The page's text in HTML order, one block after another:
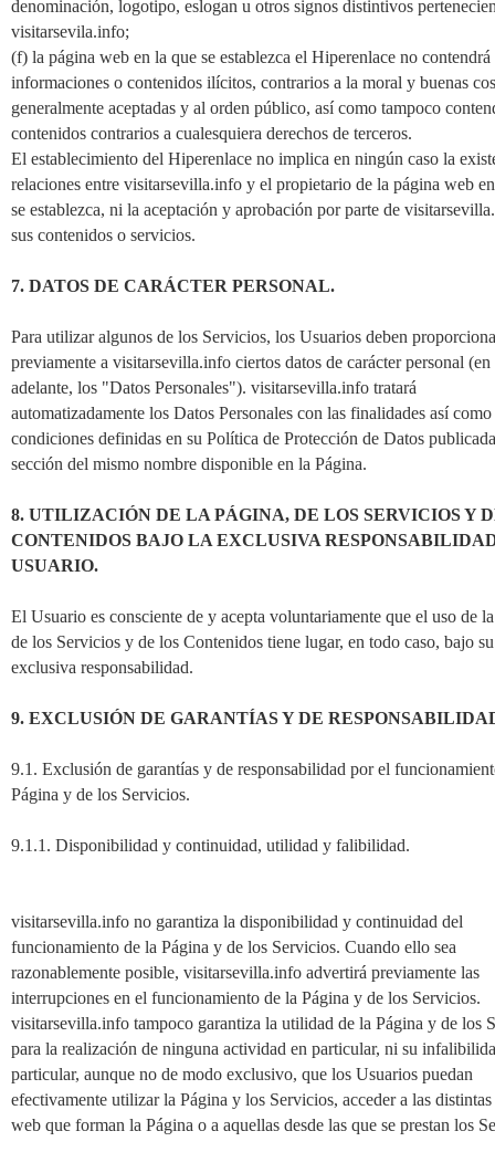
denominación, logotipo, eslogan u otros signos distintivos
visitarsevila.info;
(f) la página web en la que se establezca el Hiperenlace no contendrá
informaciones o contenidos ilícitos, contrarios a la moral y buenas
generalmente aceptadas y al orden público, así como tampoco
contenidos contrarios a cualesquiera derechos de terceros.
El establecimiento del Hiperenlace no implica en ningún caso la
relaciones entre visitarsevilla.info y el propietario de la página web
se establezca, ni la aceptación y aprobación por parte de
sus contenidos o servicios.
7. DATOS DE CARÁCTER PERSONAL.
Para utilizar algunos de los Servicios, los Usuarios deben
previamente a visitarsevilla.info ciertos datos de carácter personal (en
adelante, los "Datos Personales"). visitarsevilla.info tratará
automatizadamente los Datos Personales con las finalidades así
condiciones definidas en su Política de Protección de Datos
sección del mismo nombre disponible en la Página.
8. UTILIZACIÓN DE LA PÁGINA, DE LOS SERVICIOS Y
CONTENIDOS BAJO LA EXCLUSIVA
USUARIO.
El Usuario es consciente de y acepta voluntariamente que el uso de
de los Servicios y de los Contenidos tiene lugar, en todo caso, bajo
exclusiva responsabilidad.
9. EXCLUSIÓN DE GARANTÍAS Y DE
9.1. Exclusión de garantías y de responsabilidad por el
Página y de los Servicios.
9.1.1. Disponibilidad y continuidad, utilidad y falibilidad.
visitarsevilla.info no garantiza la disponibilidad y continuidad del
funcionamiento de la Página y de los Servicios. Cuando ello sea
razonablemente posible, visitarsevilla.info advertirá previamente las
interrupciones en el funcionamiento de la Página y de los Servicios.
visitarsevilla.info tampoco garantiza la utilidad de la Página y de los
para la realización de ninguna actividad en particular, ni su
particular, aunque no de modo exclusivo, que los Usuarios puedan
efectivamente utilizar la Página y los Servicios, acceder a las distintas
web que forman la Página o a aquellas desde las que se prestan los